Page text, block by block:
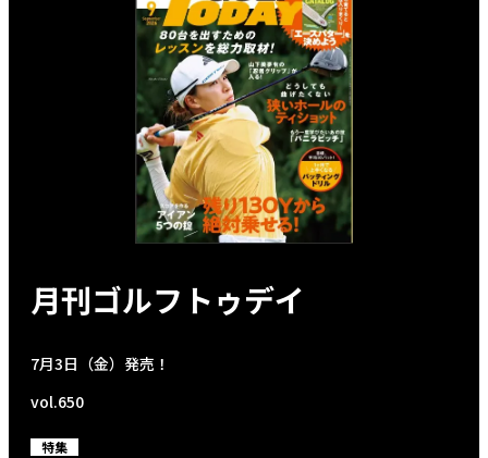
月刊ゴルフトゥデイ
7月3日（金）発売！
vol.650
特集